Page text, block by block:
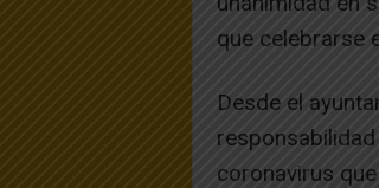
que celebrarse
Desde el
coronavirus